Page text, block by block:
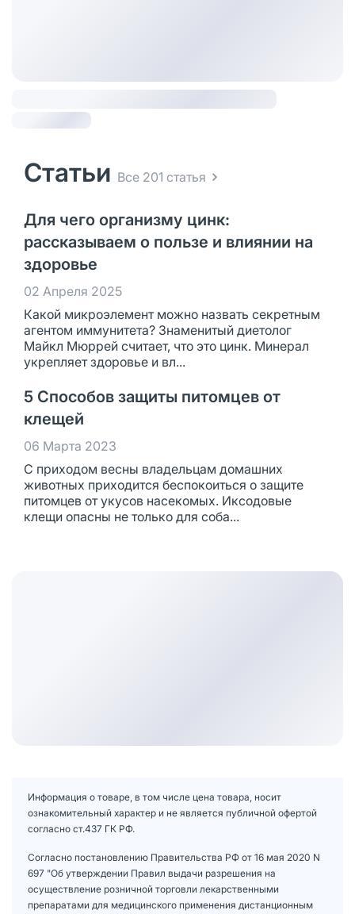
Статьи Все 201 статья
Для чего организму цинк:
рассказываем о пользе и влиянии на
здоровье
02 Апреля 2025
Какой микроэлемент можно назвать секретным
агентом иммунитета? Знаменитый диетолог
Майкл Мюррей считает, что это цинк. Минерал
укрепляет здоровье и вл...
5 Способов защиты питомцев от
клещей
06 Марта 2023
С приходом весны владельцам домашних
животных приходится беспокоиться о защите
питомцев от укусов насекомых. Иксодовые
клещи опасны не только для соба...
Информация о товаре, в том числе цена товара, носит
ознакомительный характер и не является публичной офертой
согласно ст.437 ГК РФ.
Согласно постановлению Правительства РФ от 16 мая 2020 N
697 "Об утверждении Правил выдачи разрешения на
осуществление розничной торговли лекарственными
препаратами для медицинского применения дистанционным